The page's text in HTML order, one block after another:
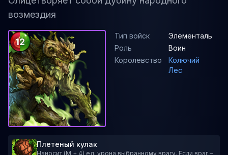
возмездия
12
Тип войск
Элементаль
Роль
Воин
Королевство
Колючий
Лес
Плетеный кулак
Наносит (M + 4) ед. урона выбранному врагу. Если враг –